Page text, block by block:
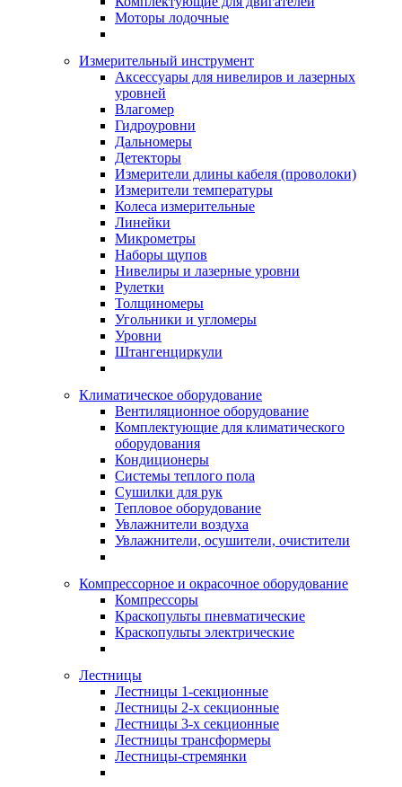
Моторы лодочные
Измерительный инструмент
Аксессуары для нивелиров и лазерных
уровней
Влагомер
Гидроуровни
Дальномеры
Детекторы
Измерители длины кабеля (проволоки)
Измерители температуры
Колеса измерительные
Линейки
Микрометры
Наборы щупов
Нивелиры и лазерные уровни
Рулетки
Толщиномеры
Угольники и угломеры
Уровни
Штангенциркули
Климатическое оборудование
Вентиляционное оборудование
Комплектующие для климатического
оборудования
Кондиционеры
Системы теплого пола
Сушилки для рук
Тепловое оборудование
Увлажнители воздуха
Увлажнители, осушители, очистители
Компрессорное и окрасочное оборудование
Компрессоры
Краскопульты пневматические
Краскопульты электрические
Лестницы
Лестницы 1-секционные
Лестницы 2-х секционные
Лестницы 3-х секционные
Лестницы трансформеры
Лестницы-стремянки